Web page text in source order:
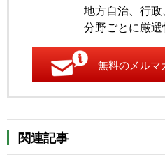
地方自治、行政
分野ごとに厳選
無料のメルマ
関連記事